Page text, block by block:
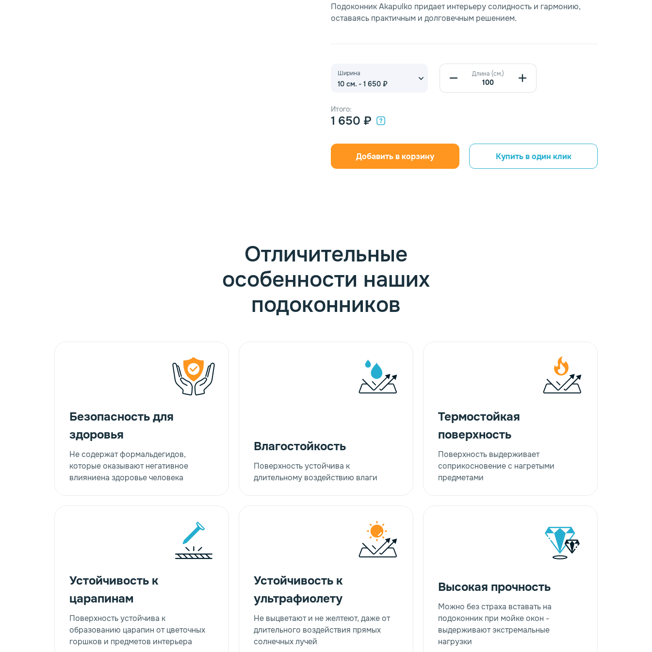
Подоконник Akapulko придает интерьеру солидность и гармонию,
оставаясь практичным и долговечным решением.
Ширина
10 см. - 1 650 ₽
Длина (см.)
Итого:
1 650 ₽
Добавить в корзину Купить в один клик
Отличительные
особенности наших
подоконников
Безопасность для
здоровья
Не содержат формальдегидов,
которые оказывают негативное
влияниена здоровье человека
Влагостойкость
Поверхность устойчива к
длительному воздействию влаги
Термостойкая
поверхность
Поверхность выдерживает
соприкосновение с нагретыми
предметами
Устойчивость к
царапинам
Поверхность устойчива к
образованию царапин от цветочных
горшков и предметов интерьера
Устойчивость к
ультрафиолету
Не выцветают и не желтеют, даже от
длительного воздействия прямых
солнечных лучей
Высокая прочность
Можно без страха вставать на
подоконник при мойке окон -
выдерживают экстремальные
нагрузки
персональных данных
персональных данных